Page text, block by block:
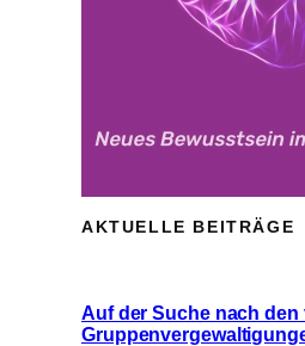
AKTUELLE BEITRÄGE
Auf der Suche nach den